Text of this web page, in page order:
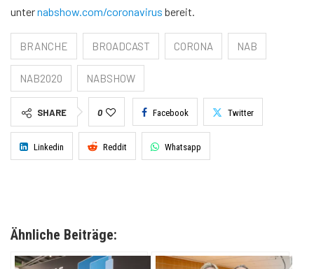
unternabshow.com/coronavirus bereit.
BRANCHE BROADCAST CORONA NAB
NAB2020 NABSHOW
SHARE 0 Facebook Twitter
Linkedin Reddit Whatsapp
Ähnliche Beiträge: